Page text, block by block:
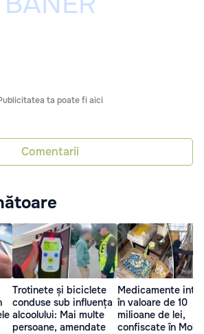
ta poate fi aici
Comentarii
Trotinete și biciclete
conduse sub influența
alcoolului: Mai multe
persoane, amendate
Medicamente
în valoare de 10
milioane de lei,
confiscate în